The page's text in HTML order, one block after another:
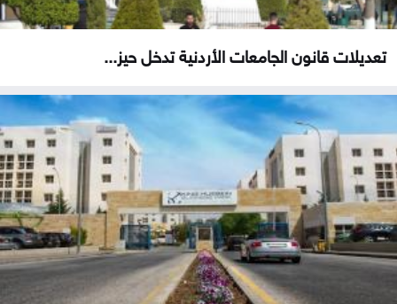
تعديلات قانون الجامعات الأردنية تدخل حيز...